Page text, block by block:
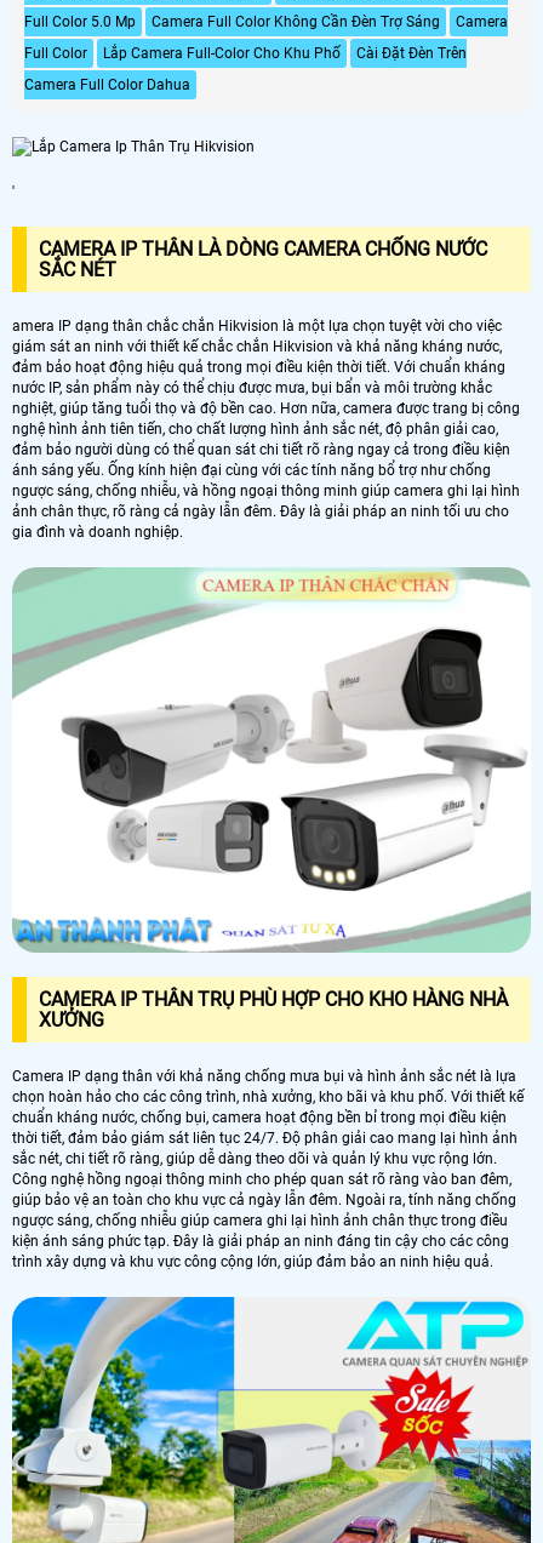
Full Color 5.0 Mp
Camera Full Color Không Cần Đèn Trợ Sáng
Camera
Full Color
Lắp Camera Full-Color Cho Khu Phố
Cài Đặt Đèn Trên
Camera Full Color Dahua
'
CAMERA IP THÂN LÀ DÒNG CAMERA CHỐNG NƯỚC
SẮC NÉT
amera IP dạng thân chắc chắn Hikvision là một lựa chọn tuyệt vời cho việc
giám sát an ninh với thiết kế chắc chắn Hikvision và khả năng kháng nước,
đảm bảo hoạt động hiệu quả trong mọi điều kiện thời tiết. Với chuẩn kháng
nước IP, sản phẩm này có thể chịu được mưa, bụi bẩn và môi trường khắc
nghiệt, giúp tăng tuổi thọ và độ bền cao. Hơn nữa, camera được trang bị công
nghệ hình ảnh tiên tiến, cho chất lượng hình ảnh sắc nét, độ phân giải cao,
đảm bảo người dùng có thể quan sát chi tiết rõ ràng ngay cả trong điều kiện
ánh sáng yếu. Ống kính hiện đại cùng với các tính năng bổ trợ như chống
ngược sáng, chống nhiễu, và hồng ngoại thông minh giúp camera ghi lại hình
ảnh chân thực, rõ ràng cả ngày lẫn đêm. Đây là giải pháp an ninh tối ưu cho
gia đình và doanh nghiệp.
CAMERA IP THÂN TRỤ PHÙ HỢP CHO KHO HÀNG NHÀ
XƯỞNG
Camera IP dạng thân với khả năng chống mưa bụi và hình ảnh sắc nét là lựa
chọn hoàn hảo cho các công trình, nhà xưởng, kho bãi và khu phố. Với thiết kế
chuẩn kháng nước, chống bụi, camera hoạt động bền bỉ trong mọi điều kiện
thời tiết, đảm bảo giám sát liên tục 24/7. Độ phân giải cao mang lại hình ảnh
sắc nét, chi tiết rõ ràng, giúp dễ dàng theo dõi và quản lý khu vực rộng lớn.
Công nghệ hồng ngoại thông minh cho phép quan sát rõ ràng vào ban đêm,
giúp bảo vệ an toàn cho khu vực cả ngày lẫn đêm. Ngoài ra, tính năng chống
ngược sáng, chống nhiễu giúp camera ghi lại hình ảnh chân thực trong điều
kiện ánh sáng phức tạp. Đây là giải pháp an ninh đáng tin cậy cho các công
trình xây dựng và khu vực công cộng lớn, giúp đảm bảo an ninh hiệu quả.